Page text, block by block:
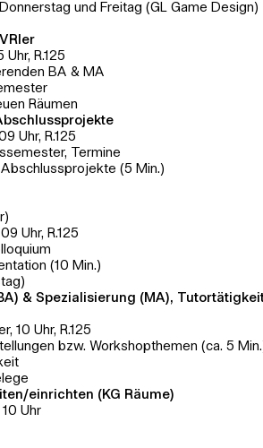
und Freitag (GL Game Design)
R.125
BA & MA
Räumen
Uhr, R.125
Termine
Abschlussprojekte (5 Min.)
Uhr, R.125
(10 Min.)
& Spezialisierung (MA),
10 Uhr, R.125
bzw. Workshopthemen (ca. 5
einrichten (KG Räume)
Uhr